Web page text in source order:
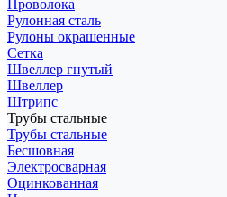
Проволока
Рулонная сталь
Рулоны окрашенные
Сетка
Швеллер гнутый
Швеллер
Штрипс
Трубы стальные
Трубы стальные
Бесшовная
Электросварная
Оцинкованная